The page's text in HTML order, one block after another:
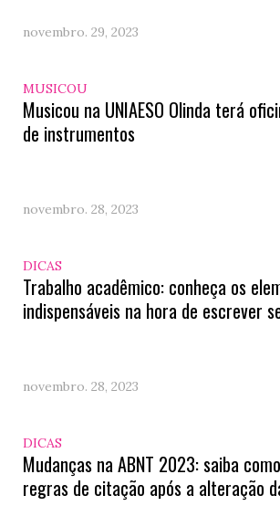
novembro. 29, 2023
MUSICOU
Musicou na UNIAESO Olinda terá
de instrumentos
novembro. 28, 2023
DICAS
Trabalho acadêmico: conheça os
indispensáveis na hora de escrever
novembro. 28, 2023
DICAS
Mudanças na ABNT 2023: saiba
regras de citação após a alteração